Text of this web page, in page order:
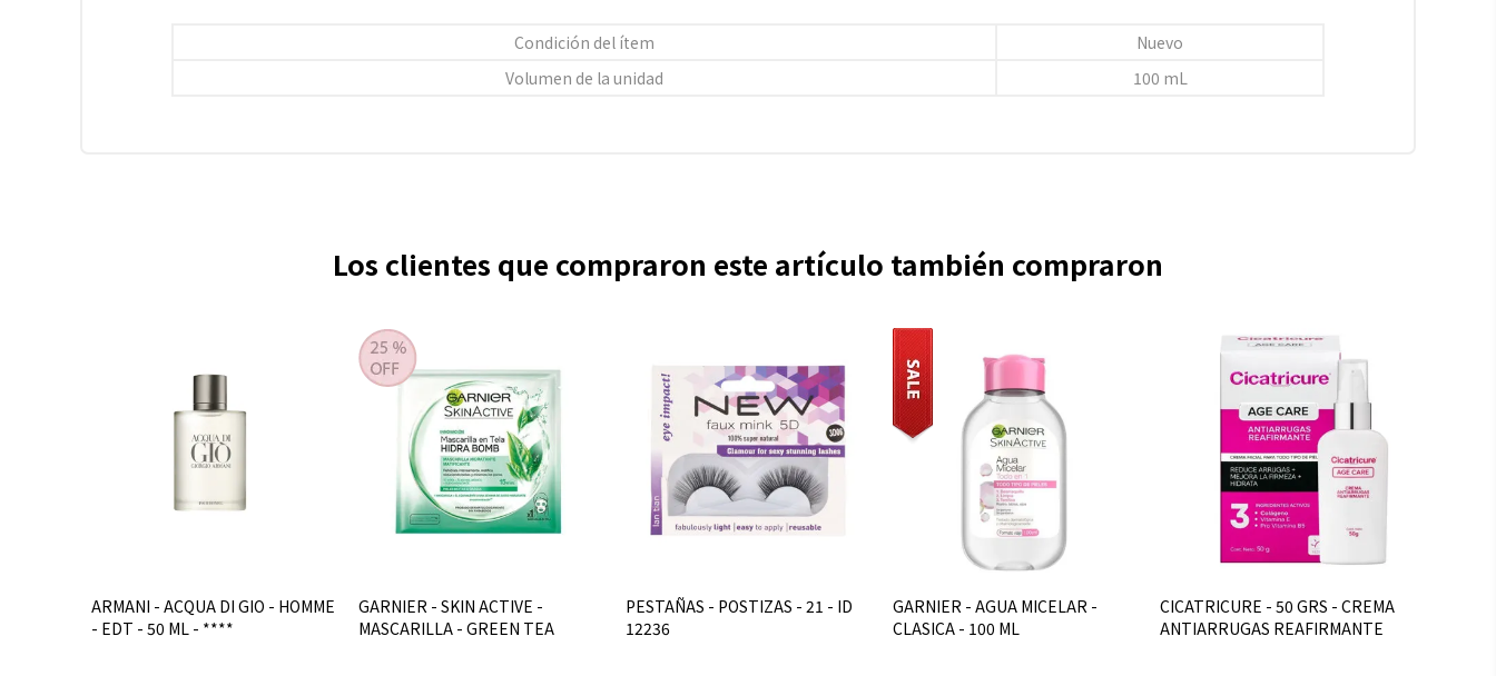
Condición del ítem
Nuevo
Volumen de la unidad
100 mL
Los clientes que compraron este artículo también compraron
ARMANI - ACQUA DI GIO - HOMME
- EDT - 50 ML - ****
GARNIER - SKIN ACTIVE -
MASCARILLA - GREEN TEA
PESTAÑAS - POSTIZAS - 21 - ID
12236
GARNIER - AGUA MICELAR -
CLASICA - 100 ML
CICATRICURE - 50 GRS - CREMA
ANTIARRUGAS REAFIRMANTE